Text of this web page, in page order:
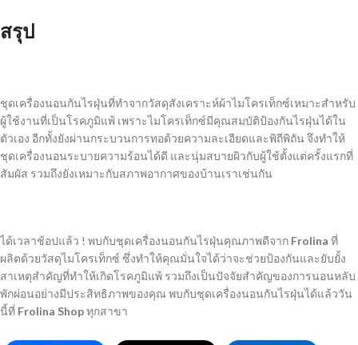
สรุป
ชุดเครื่องนอนกันไรฝุ่นที่ทำจากวัสดุสังเคราะห์ผ้าไมโครเท็กซ์เหมาะสำหรับ
ผู้ใช้งานที่เป็นโรคภูมิแพ้ เพราะไมโครเท็กซ์มีคุณสมบัติป้องกันไรฝุ่นได้ใน
ตัวเอง อีกทั้งยังผ่านกระบวนการทอด้วยความละเอียดและพิถีพิถัน จึงทำให้
ชุดเครื่องนอนระบายความร้อนได้ดี และนุ่มสบายผิวกับผู้ใช้ตั้งแต่ครั้งแรกที่
สัมผัส รวมถึงยังเหมาะกับสภาพอากาศของบ้านเราเช่นกัน
ได้เวลาช้อปแล้ว ! พบกับชุดเครื่องนอนกันไรฝุ่นคุณภาพดีจาก Frolina ที่
ผลิตด้วยวัสดุไมโครเท็กซ์ ซึ่งทำให้คุณมั่นใจได้ว่าจะช่วยป้องกันและยับยั้ง
สาเหตุสำคัญที่ทำให้เกิดโรคภูมิแพ้ รวมถึงเป็นปัจจัยสำคัญของการนอนหลับ
พักผ่อนอย่างมีประสิทธิภาพของคุณ พบกับชุดเครื่องนอนกันไรฝุ่นได้แล้ววัน
นี้ที่ Frolina Shopทุกสาขา